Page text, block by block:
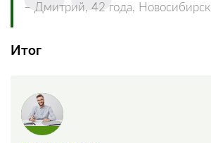
– Дмитрий, 42 года, Новосибирск
Итог